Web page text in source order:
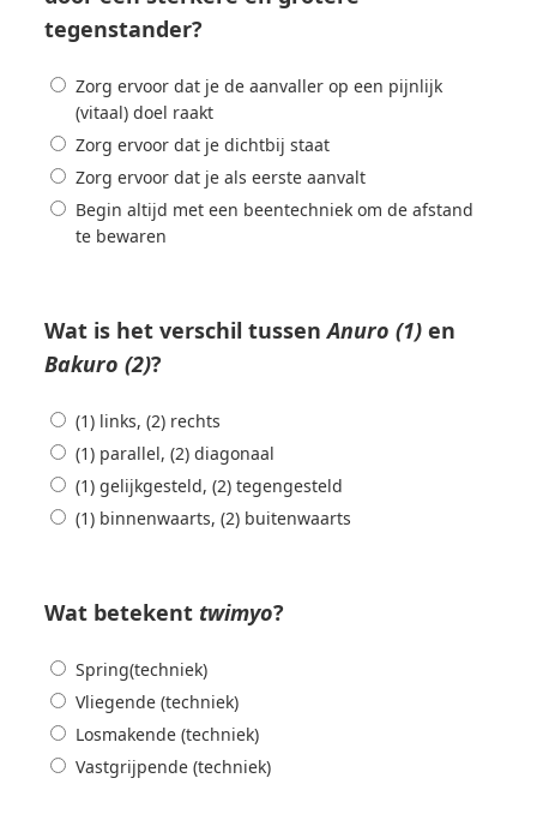
tegenstander?
Zorg ervoor dat je de aanvaller op een pijnlijk
(vitaal) doel raakt
Zorg ervoor dat je dichtbij staat
Zorg ervoor dat je als eerste aanvalt
Begin altijd met een beentechniek om de afstand
te bewaren
Wat is het verschil tussenAnuro (1)en
Bakuro (2)?
(1) links, (2) rechts
(1) parallel, (2) diagonaal
(1) gelijkgesteld, (2) tegengesteld
(1) binnenwaarts, (2) buitenwaarts
Wat betekent twimyo?
Spring(techniek)
Vliegende (techniek)
Losmakende (techniek)
Vastgrijpende (techniek)